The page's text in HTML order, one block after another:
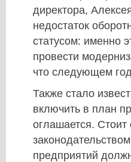
директора,
недостаток
статусом: именно
провести
что следующем
Также стало
включить в план
оглашается. Стоит
предприятий